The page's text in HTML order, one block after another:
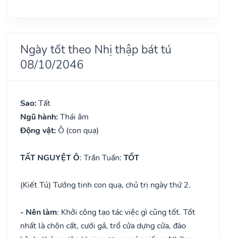
Ngày tốt theo Nhị thập bát tú
08/10/2046
Sao: Tất
Ngũ hành: Thái âm
Động vật: Ô (con quạ)
TẤT NGUYỆT Ô: Trần Tuấn: TỐT
(Kiết Tú) Tướng tinh con quạ, chủ trị ngày thứ 2.
- Nên làm: Khởi công tạo tác việc gì cũng tốt. Tốt
nhất là chôn cất, cưới gả, trổ cửa dựng cửa, đào